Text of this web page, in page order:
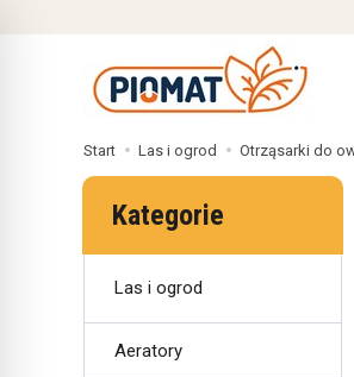
Start Las i ogrod Otrząsarki do
Kategorie
Las i ogrod
Aeratory